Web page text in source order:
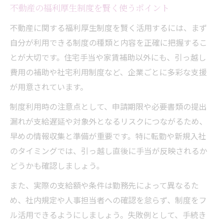
不動産の福利厚生制度を賢く使うポイント
不動産に関する福利厚生制度を賢く活用するには、まず
自分が利用できる制度の種類と内容を正確に把握するこ
とが大切です。住宅手当や家賃補助以外にも、引っ越し
費用の補助や社宅利用制度など、企業ごとに多彩な支援
が用意されています。
制度利用時の注意点として、申請期限や必要書類の提出
漏れが支給遅延や対象外となるリスクにつながるため、
早めの情報収集と準備が重要です。特に転勤や新規入社
のタイミングでは、引っ越し直後に手当が反映されるか
どうかも確認しましょう。
また、実際の支給額や条件は勤務先によって異なるた
め、社内規定や人事担当者への確認を怠らず、制度をフ
ル活用できるようにしましょう。失敗例として、手続き